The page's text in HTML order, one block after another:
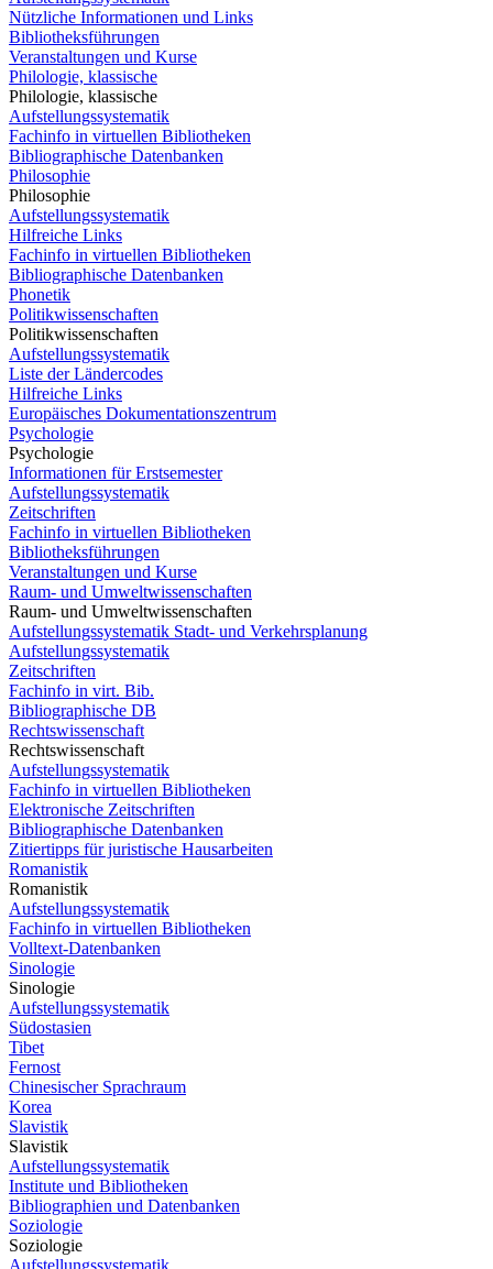
Nützliche Informationen und Links
Bibliotheksführungen
Veranstaltungen und Kurse
Philologie, klassische
Philologie, klassische
Aufstellungssystematik
Fachinfo in virtuellen Bibliotheken
Bibliographische Datenbanken
Philosophie
Philosophie
Aufstellungssystematik
Hilfreiche Links
Fachinfo in virtuellen Bibliotheken
Bibliographische Datenbanken
Phonetik
Politikwissenschaften
Politikwissenschaften
Aufstellungssystematik
Liste der Ländercodes
Hilfreiche Links
Europäisches Dokumentationszentrum
Psychologie
Psychologie
Informationen für Erstsemester
Aufstellungssystematik
Zeitschriften
Fachinfo in virtuellen Bibliotheken
Bibliotheksführungen
Veranstaltungen und Kurse
Raum- und Umweltwissenschaften
Raum- und Umweltwissenschaften
Aufstellungssystematik Stadt- und Verkehrsplanung
Aufstellungssystematik
Zeitschriften
Fachinfo in virt. Bib.
Bibliographische DB
Rechtswissenschaft
Rechtswissenschaft
Aufstellungssystematik
Fachinfo in virtuellen Bibliotheken
Elektronische Zeitschriften
Bibliographische Datenbanken
Zitiertipps für juristische Hausarbeiten
Romanistik
Romanistik
Aufstellungssystematik
Fachinfo in virtuellen Bibliotheken
Volltext-Datenbanken
Sinologie
Sinologie
Aufstellungssystematik
Südostasien
Tibet
Fernost
Chinesischer Sprachraum
Korea
Slavistik
Slavistik
Aufstellungssystematik
Institute und Bibliotheken
Bibliographien und Datenbanken
Soziologie
Soziologie
Aufstellungssystematik